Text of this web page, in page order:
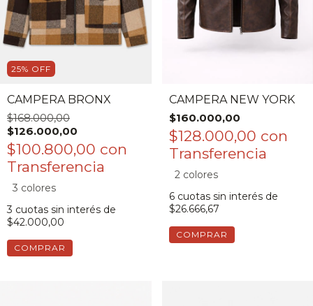
25% OFF
CAMPERA BRONX
$168.000,00
$126.000,00
$100.800,00 con
3 colores
3 cuotas sin interés de
$42.000,00
COMPRAR
CAMPERA NEW YORK
$160.000,00
$128.000,00 con
2 colores
6 cuotas sin interés de
$26.666,67
COMPRAR